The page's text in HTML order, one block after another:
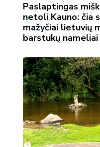
Paslaptingas
netoli Kauno: čia
mažyčiai lietuvių
barstukų nameliai